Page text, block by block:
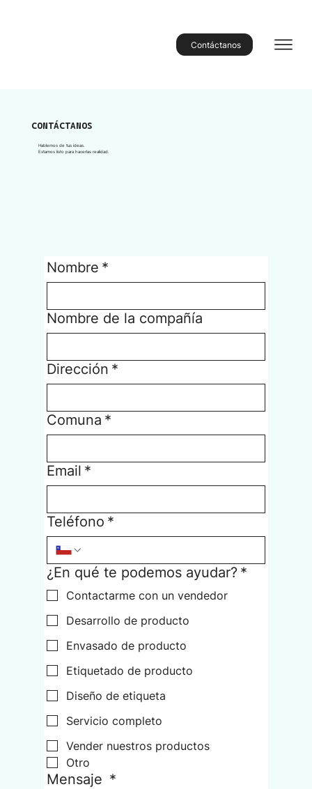
Contáctanos
CONTÁCTANOS
Hablemos de tus ideas.
Estamos listo para hacerlas realidad.
Nombre *
Nombre de la compañía
Dirección *
Comuna *
Email *
Teléfono *
¿En qué te podemos ayudar? *
Contactarme con un vendedor
Desarrollo de producto
Envasado de producto
Etiquetado de producto
Diseño de etiqueta
Servicio completo
Vender nuestros productos
Otro
Mensaje *